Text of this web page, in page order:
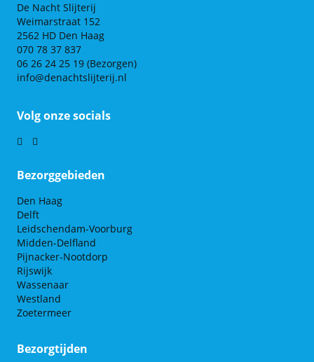
De Nacht Slijterij
Weimarstraat 152
2562 HD Den Haag
070 78 37 837
06 26 24 25 19 (Bezorgen)
info@denachtslijterij.nl
Volg onze socials
Bezorggebieden
Den Haag
Delft
Leidschendam-Voorburg
Midden-Delfland
Pijnacker-Nootdorp
Rijswijk
Wassenaar
Westland
Zoetermeer
Bezorgtijden